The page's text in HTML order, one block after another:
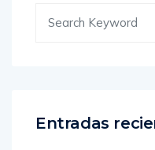
Entradas